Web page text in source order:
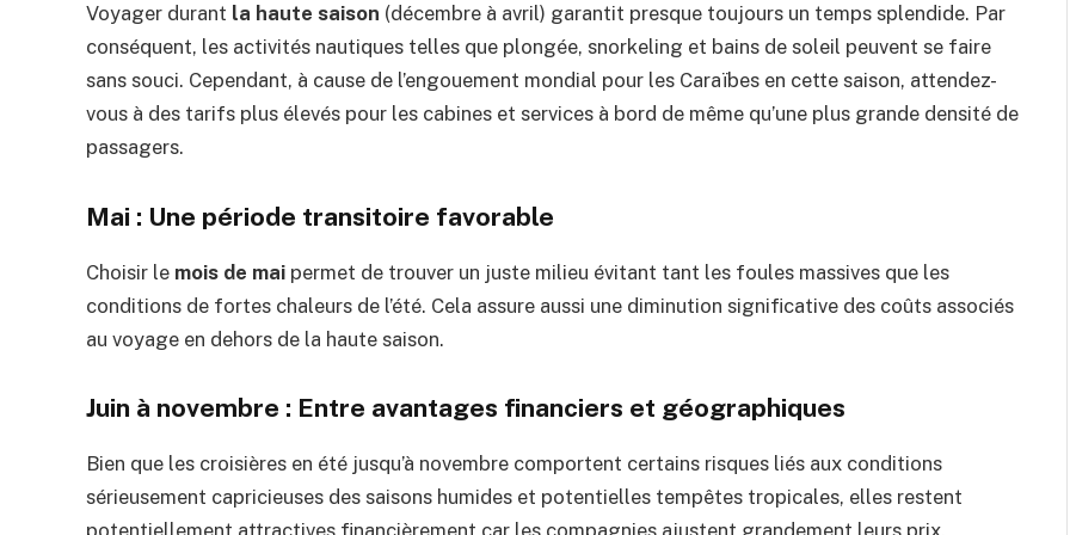
Voyager durant la haute saison (décembre à avril) garantit presque toujours un temps splendide. Par
conséquent, les activités nautiques telles que plongée, snorkeling et bains de soleil peuvent se faire
sans souci. Cependant, à cause de l’engouement mondial pour les Caraïbes en cette saison, attendez-
vous à des tarifs plus élevés pour les cabines et services à bord de même qu’une plus grande densité de
passagers.
Mai : Une période transitoire favorable
Choisir le mois de mai permet de trouver un juste milieu évitant tant les foules massives que les
conditions de fortes chaleurs de l’été. Cela assure aussi une diminution significative des coûts associés
au voyage en dehors de la haute saison.
Juin à novembre : Entre avantages financiers et géographiques
Bien que les croisières en été jusqu’à novembre comportent certains risques liés aux conditions
sérieusement capricieuses des saisons humides et potentielles tempêtes tropicales, elles restent